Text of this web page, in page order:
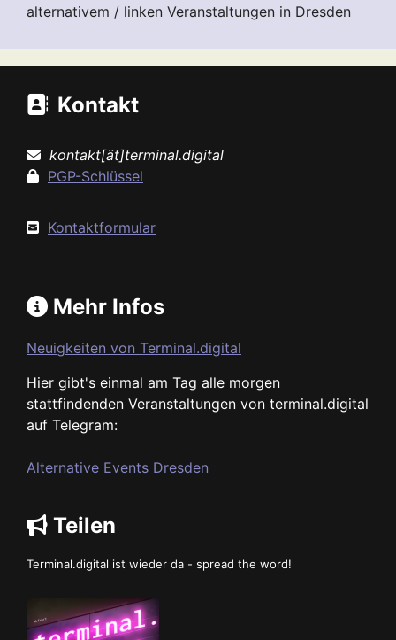
alternativem / linken Veranstaltungen in Dresden
Kontakt
kontakt[ät]terminal.digital
PGP-Schlüssel
Kontaktformular
Mehr Infos
Neuigkeiten von Terminal.digital
Hier gibt's einmal am Tag alle morgen
stattfindenden Veranstaltungen von terminal.digital
auf Telegram:
Alternative Events Dresden
Teilen
Terminal.digital ist wieder da - spread the word!